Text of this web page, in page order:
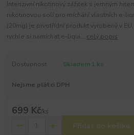
Intenzivní nikotinový zážitek s jemným
nikotinovou solí pro míchání vlastních e-
(20mg) je prvotřídní produkt vyrobený v
rychle si namíchat e-liqui... celý popis
Dostupnost Skladem 1 ks
Nejsme plátci DPH
699 Kč/ks
Přidat do košíku